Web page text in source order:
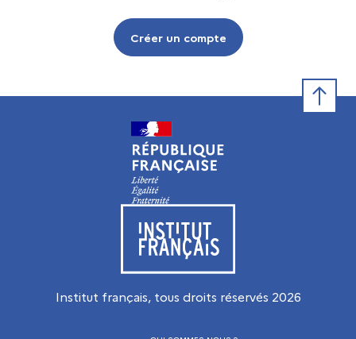
Créer un compte
Visiter le site de l’Institut français
Institut français, tous droits réservés 2026